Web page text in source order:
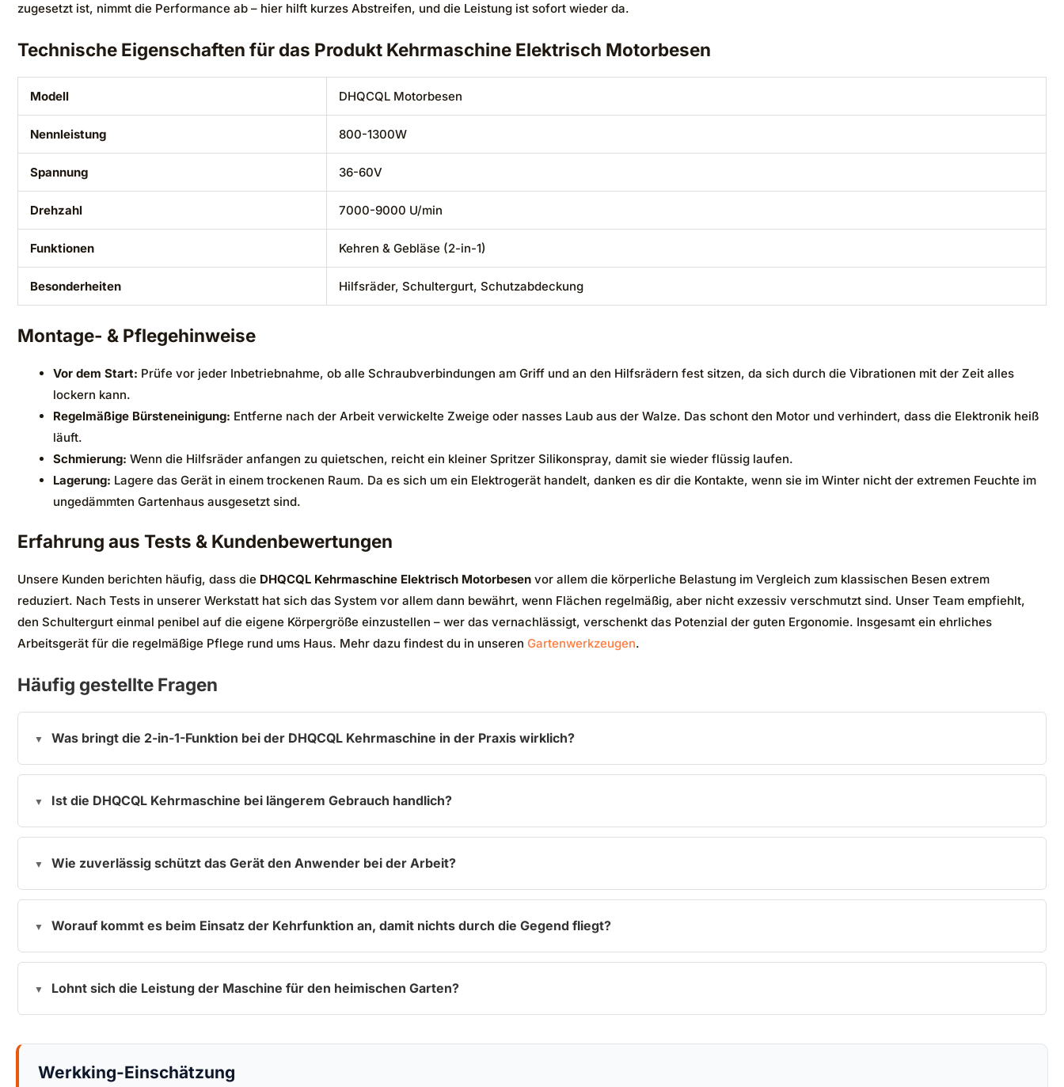
zugesetzt ist, nimmt die Performance ab – hier hilft kurzes Abstreifen, und die Leistung ist sofort wieder da.
Technische Eigenschaften für das Produkt Kehrmaschine Elektrisch Motorbesen
Modell DHQCQL Motorbesen
Nennleistung 800-1300W
Spannung 36-60V
Drehzahl 7000-9000 U/min
Funktionen Kehren & Gebläse (2-in-1)
Besonderheiten Hilfsräder, Schultergurt, Schutzabdeckung
Montage- & Pflegehinweise
Vor dem Start: Prüfe vor jeder Inbetriebnahme, ob alle Schraubverbindungen am Griff und an den Hilfsrädern fest sitzen, da sich durch die Vibrationen mit der Zeit alles
lockern kann.
Regelmäßige Bürsteneinigung: Entferne nach der Arbeit verwickelte Zweige oder nasses Laub aus der Walze. Das schont den Motor und verhindert, dass die Elektronik heiß
läuft.
Schmierung: Wenn die Hilfsräder anfangen zu quietschen, reicht ein kleiner Spritzer Silikonspray, damit sie wieder flüssig laufen.
Lagerung: Lagere das Gerät in einem trockenen Raum. Da es sich um ein Elektrogerät handelt, danken es dir die Kontakte, wenn sie im Winter nicht der extremen Feuchte im
ungedämmten Gartenhaus ausgesetzt sind.
Erfahrung aus Tests & Kundenbewertungen
Unsere Kunden berichten häufig, dass die DHQCQL Kehrmaschine Elektrisch Motorbesen vor allem die körperliche Belastung im Vergleich zum klassischen Besen extrem
reduziert. Nach Tests in unserer Werkstatt hat sich das System vor allem dann bewährt, wenn Flächen regelmäßig, aber nicht exzessiv verschmutzt sind. Unser Team empfiehlt,
den Schultergurt einmal penibel auf die eigene Körpergröße einzustellen – wer das vernachlässigt, verschenkt das Potenzial der guten Ergonomie. Insgesamt ein ehrliches
Arbeitsgerät für die regelmäßige Pflege rund ums Haus. Mehr dazu findest du in unseren Gartenwerkzeugen.
Häufig gestellte Fragen
Was bringt die 2-in-1-Funktion bei der DHQCQL Kehrmaschine in der Praxis wirklich?
Ist die DHQCQL Kehrmaschine bei längerem Gebrauch handlich?
Wie zuverlässig schützt das Gerät den Anwender bei der Arbeit?
Worauf kommt es beim Einsatz der Kehrfunktion an, damit nichts durch die Gegend fliegt?
Lohnt sich die Leistung der Maschine für den heimischen Garten?
Werkking-Einschätzung